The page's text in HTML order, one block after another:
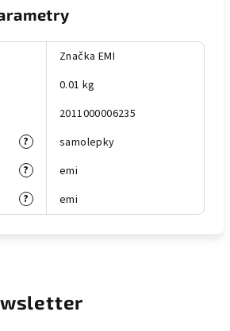
Značka EMI
0.01 kg
2011000006235
?
samolepky
?
emi
?
emi